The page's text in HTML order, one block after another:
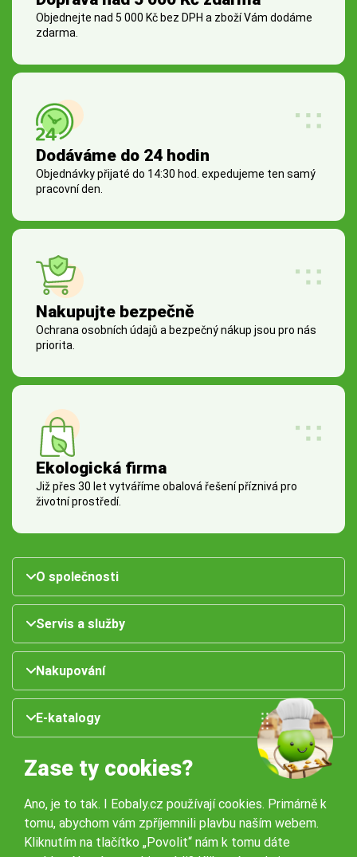
Objednejte nad 5 000 Kč bez DPH a zboží Vám dodáme
zdarma.
Dodáváme do 24 hodin
Objednávky přijaté do 14:30 hod. expedujeme ten samý
pracovní den.
Nakupujte bezpečně
Ochrana osobních údajů a bezpečný nákup jsou pro nás
priorita.
Ekologická firma
Již přes 30 let vytváříme obalová řešení příznivá pro
životní prostředí.
O společnosti
Servis a služby
Nakupování
E-katalogy
Zase ty cookies?
Ano, je to tak. I Eobaly.cz používají cookies. Primárně k
tomu, abychom vám zpříjemnili plavbu naším webem.
Kliknutím na tlačítko „Povolit“ nám k tomu dáte